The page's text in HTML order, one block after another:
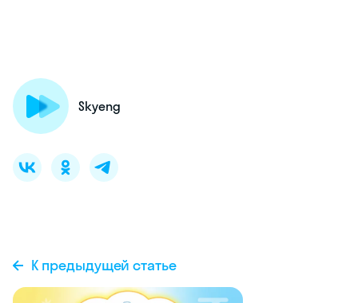
Skyeng
К предыдущей статье